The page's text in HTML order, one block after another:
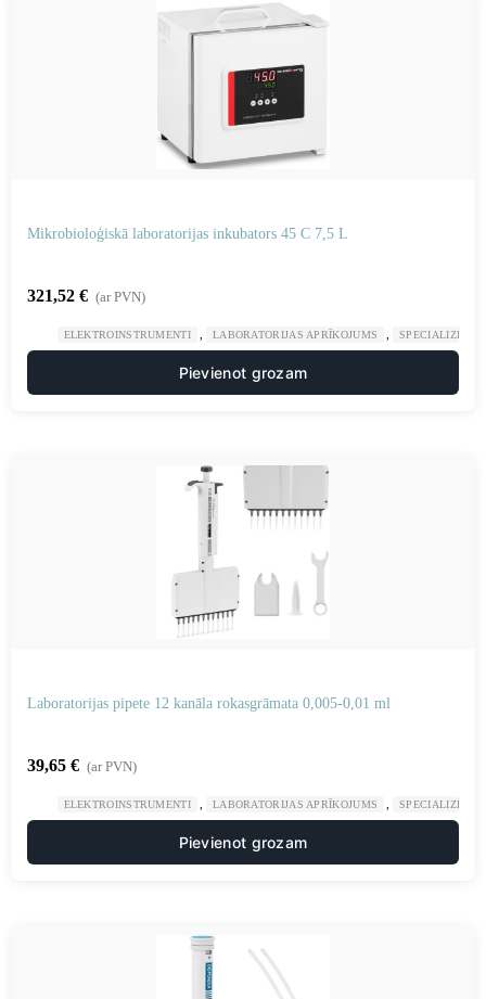
Mikrobioloģiskā laboratorijas inkubators 45 C 7,5 L
321,52 € (ar PVN)
ELEKTROINSTRUMENTI LABORATORIJAS APRĪKOJUMS
Pievienot grozam
Laboratorijas pipete 12 kanāla rokasgrāmata 0,005-0,01 ml
39,65 € (ar PVN)
ELEKTROINSTRUMENTI LABORATORIJAS APRĪKOJUMS
Pievienot grozam